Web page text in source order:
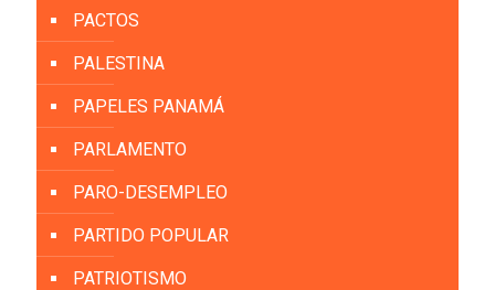
PACTOS
PALESTINA
PAPELES PANAMÁ
PARLAMENTO
PARO-DESEMPLEO
PARTIDO POPULAR
PATRIOTISMO